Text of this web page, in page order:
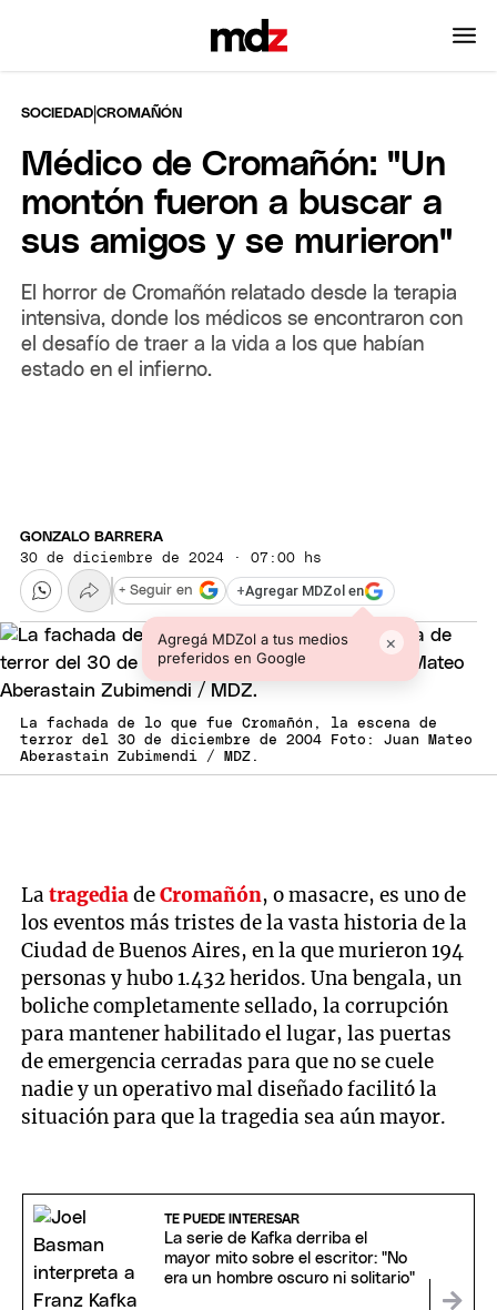
SOCIEDAD |CROMAÑÓN
Médico de Cromañón: "Un
montón fueron a buscar a
sus amigos y se murieron"
El horror de Cromañón relatado desde la terapia
intensiva, donde los médicos se encontraron con
el desafío de traer a la vida a los que habían
estado en el infierno.
GONZALO BARRERA
30 de diciembre de 2024 · 07:00 hs
+Agregar MDZol en
Agregá MDZol a tus medios
preferidos en Google
×
+ Seguir en
La fachada de lo que fue Cromañón, la escena de
terror del 30 de diciembre de 2004 Foto: Juan Mateo
Aberastain Zubimendi / MDZ.
LatragediadeCromañón, o masacre, es uno de
los eventos más tristes de la vasta historia de la
Ciudad de Buenos Aires, en la que murieron 194
personas y hubo 1.432 heridos. Una bengala, un
boliche completamente sellado, la corrupción
para mantener habilitado el lugar, las puertas
de emergencia cerradas para que no se cuele
nadie y un operativo mal diseñado facilitó la
situación para que la tragedia sea aún mayor.
TE PUEDE INTERESAR
La serie de Kafka derriba el
mayor mito sobre el escritor: "No
era un hombre oscuro ni solitario"